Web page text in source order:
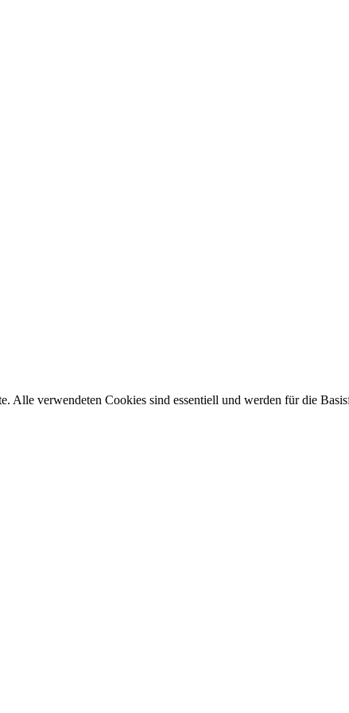
Alle verwendeten Cookies sind essentiell und werden für die